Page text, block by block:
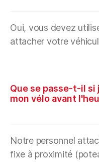
Oui, vous devez
attacher votre
Que se passe-t-il si
mon vélo avant
Notre personnel
fixe à proximité